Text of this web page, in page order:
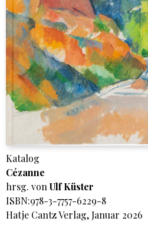
Katalog
Cézanne
hrsg. von Ulf Küster
ISBN:978-3-7757-6229-8
Hatje Cantz Verlag, Januar 2026